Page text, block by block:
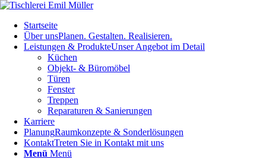
Startseite
Über unsPlanen. Gestalten. Realisieren.
Leistungen & ProdukteUnser Angebot im Detail
Küchen
Objekt- & Büromöbel
Türen
Fenster
Treppen
Reparaturen & Sanierungen
Karriere
PlanungRaumkonzepte & Sonderlösungen
KontaktTreten Sie in Kontakt mit uns
Menü Menü